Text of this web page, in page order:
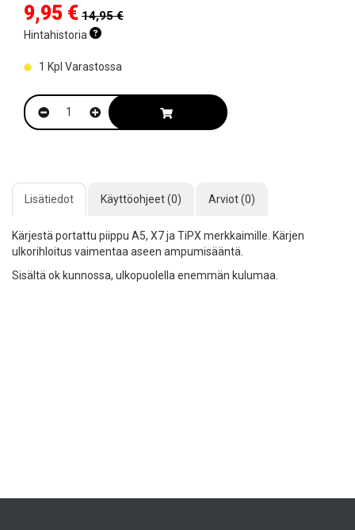
9,95 € 14,95 €
Hintahistoria
1 Kpl Varastossa
Lisätiedot Käyttöohjeet (0) Arviot (0)
Kärjestä portattu piippu A5, X7 ja TiPX merkkaimille. Kärjen
ulkorihloitus vaimentaa aseen ampumisääntä.
Sisältä ok kunnossa, ulkopuolella enemmän kulumaa.